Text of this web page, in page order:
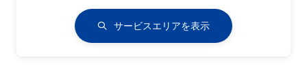
サービスエリアを表示